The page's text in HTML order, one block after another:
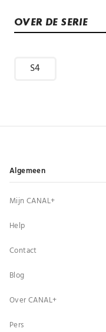
OVER DE SERIE
S4
Algemeen
Mijn CANAL+
Help
Contact
Blog
Over CANAL+
Pers